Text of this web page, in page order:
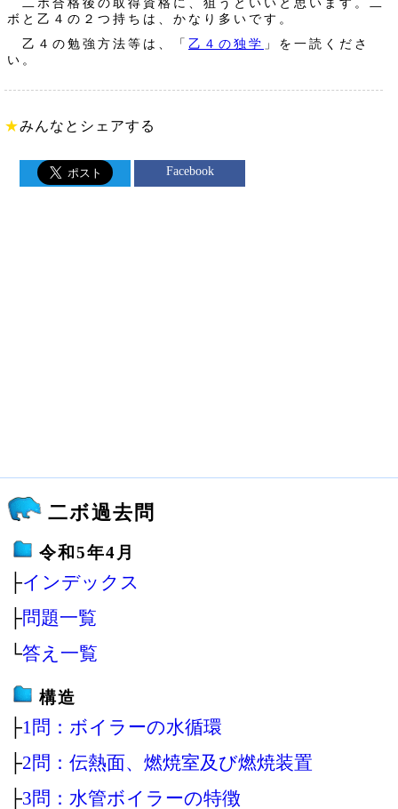
ボと乙４の２つ持ちは、かなり多いです。
乙４の勉強方法等は、「 乙４の独学 」を一読くださ
い。
★みんなとシェアする
Facebook
二ボ過去問
令和5年4月
├インデックス
├問題一覧
└答え一覧
構造
├1問：ボイラーの水循環
├2問：伝熱面、燃焼室及び燃焼装置
├3問：水管ボイラーの特徴